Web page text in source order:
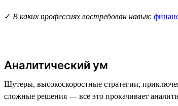
✓ В каких профессиях востребован навык:
Аналитический ум
Шутеры, высокоскоростные стратегии,
сложные решения — все это прокачивает